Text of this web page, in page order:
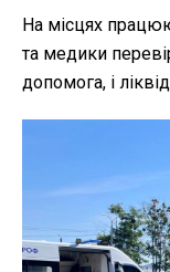
На місцях
та медики
допомога, і